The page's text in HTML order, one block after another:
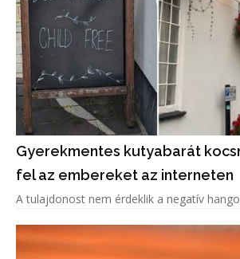
Gyerekmentes kutyabarát
fel az embereket az interneten
A tulajdonost nem érdeklik a negatív